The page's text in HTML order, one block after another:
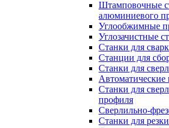
Штамповочные
алюминиевого
Углообжимные
Углозачистные
Станки для
Станции для
Станки для
Станки для
профиля
Сверлильно-
Станки для